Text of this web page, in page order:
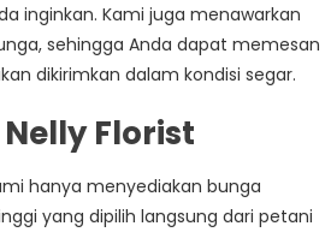
inginkan. Kami juga menawarkan
sehingga Anda dapat memesan
dikirimkan dalam kondisi segar.
Florist
hanya menyediakan bunga
yang dipilih langsung dari petani